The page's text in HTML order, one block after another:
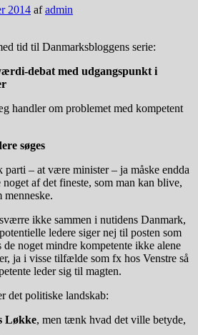
2014 afadmin
tid til Danmarksbloggens serie:
debat med udgangspunkt i
handler om problemet med kompetent
søges
– at være minister – ja måske endda
af det fineste, som man kan blive,
menneske.
ikke sammen i nutidens Danmark,
ledere siger nej til posten som
de noget mindre kompetente ikke alene
ja i visse tilfælde som fx hos Venstre så
leder sig til magten.
det politiske landskab:
Løkke, men tænk hvad det ville betyde,